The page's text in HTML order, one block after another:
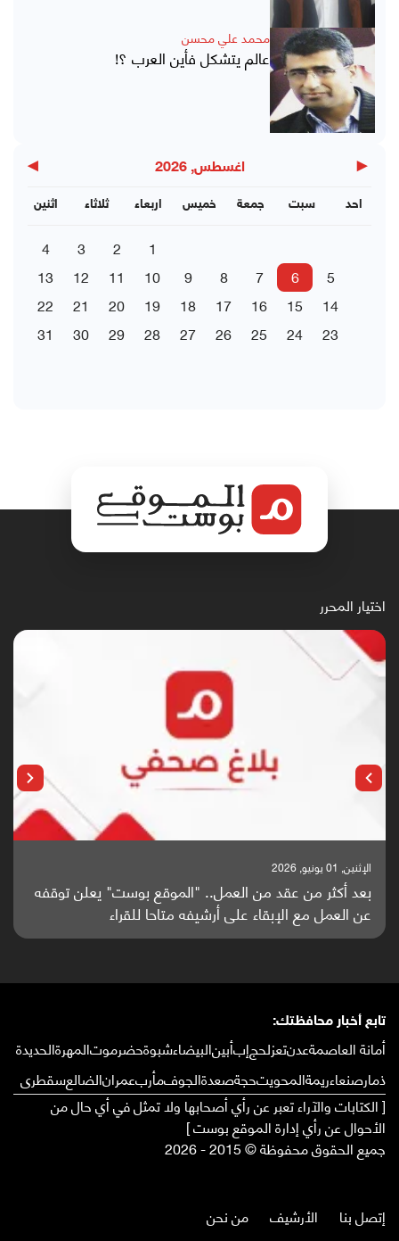
محمد علي محسن
عالم يتشكل فأين العرب ؟!
◀ اغسطس, 2026 ▶
اثنين ثلاثاء اربعاء خميس جمعة سبت احد
1
2
3
4
5
6
7
8
9
10
11
12
13
14
15
16
17
18
19
20
21
22
23
24
25
26
27
28
29
30
31
اختيار المحرر
الإثنين, 25 مايو, 2026
باحثون من اليمن يدخلون سباق أبحاث ألزهايمر بدراسة
واعدة منشورة عالميا (ترجمة)
تابع أخبار محافظتك:
أمانة العاصمةعدنتعزلحجإبأبينالبيضاءشبوةحضرموتالمهرةالحديدة
ذمارصنعاءريمةالمحويتحجةصعدةالجوفمأربعمرانالضالعسقطرى
[ الكتابات والآراء تعبر عن رأي أصحابها ولا تمثل في أي حال من
الأحوال عن رأي إدارة الموقع بوست ]
جميع الحقوق محفوظة © 2015 - 2026
إتصل بنا الأرشيف من نحن